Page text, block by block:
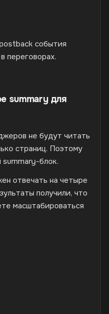
события
переговорах.
summary для
не будут читать
страниц. Поэтому
блок.
отвечать на четыре
получили, что
масштабироваться